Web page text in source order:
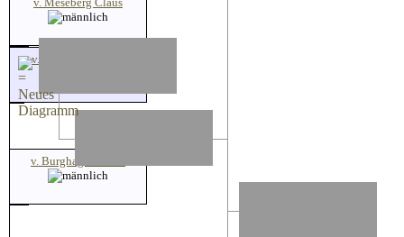
v. Retzdorff ? Anna
v. Burghagen Kuno